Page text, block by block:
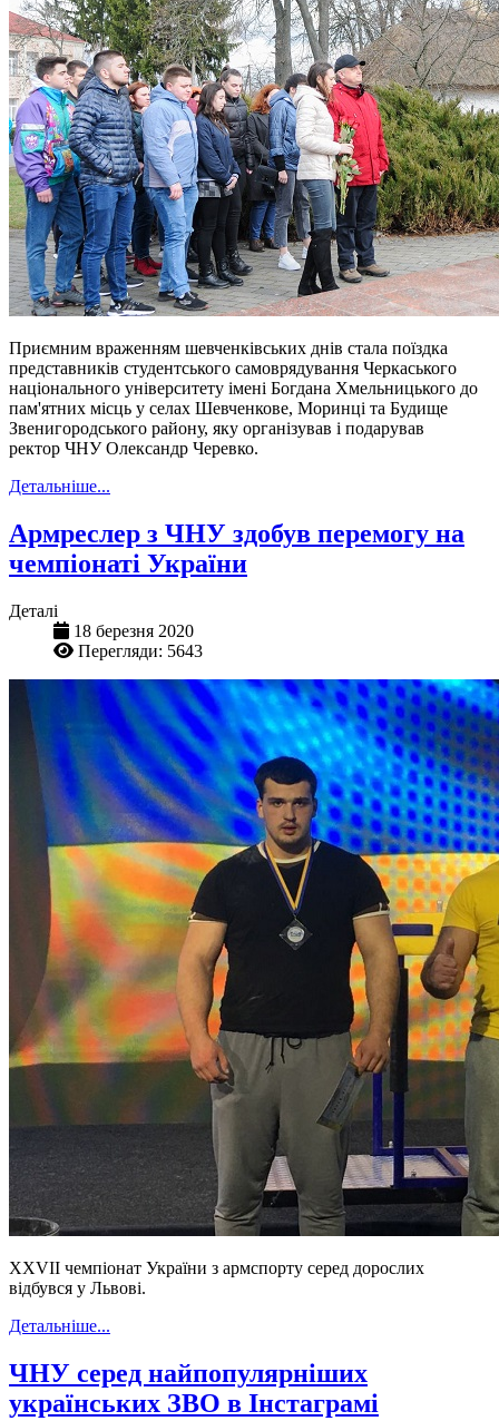
Приємним враженням шевченківських днів стала поїздка
представників студентського самоврядування Черкаського
національного університету імені Богдана Хмельницького до
пам'ятних місць у селах Шевченкове, Моринці та Будище
Звенигородського району, яку організував і подарував
ректор ЧНУ Олександр Черевко.
Детальніше...
Армреслер з ЧНУ здобув перемогу на
чемпіонаті України
Деталі
18 березня 2020
Перегляди: 5643
XXVII чемпіонат України з армспорту серед дорослих
відбувся у Львові.
Детальніше...
ЧНУ серед найпопулярніших
українських ЗВО в Інстаграмі